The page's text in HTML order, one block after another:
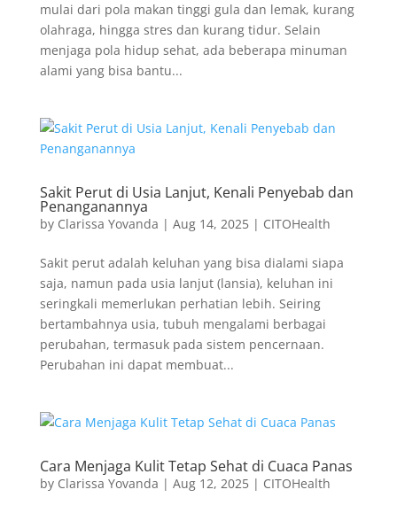
mulai dari pola makan tinggi gula dan lemak, kurang
olahraga, hingga stres dan kurang tidur. Selain
menjaga pola hidup sehat, ada beberapa minuman
alami yang bisa bantu...
Sakit Perut di Usia Lanjut, Kenali Penyebab dan
Penanganannya
by Clarissa Yovanda | Aug 14, 2025| CITOHealth
Sakit perut adalah keluhan yang bisa dialami siapa
saja, namun pada usia lanjut (lansia), keluhan ini
seringkali memerlukan perhatian lebih. Seiring
bertambahnya usia, tubuh mengalami berbagai
perubahan, termasuk pada sistem pencernaan.
Perubahan ini dapat membuat...
Cara Menjaga Kulit Tetap Sehat di Cuaca Panas
by Clarissa Yovanda | Aug 12, 2025| CITOHealth